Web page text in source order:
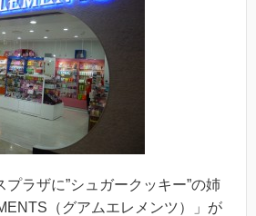
ラザに”シュガークッキー”の姉
（グアムエレメンツ）」が